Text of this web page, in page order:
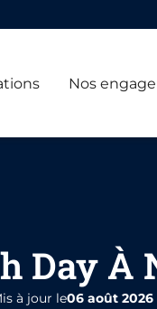
Nos
Day À
à jour le06 août 2026